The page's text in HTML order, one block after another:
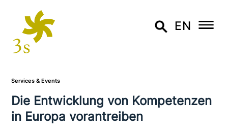
EN
Services & Events
Die Entwicklung von Kompetenzen
in Europa vorantreiben